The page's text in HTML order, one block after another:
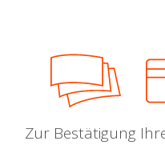
Zur Bestätigung